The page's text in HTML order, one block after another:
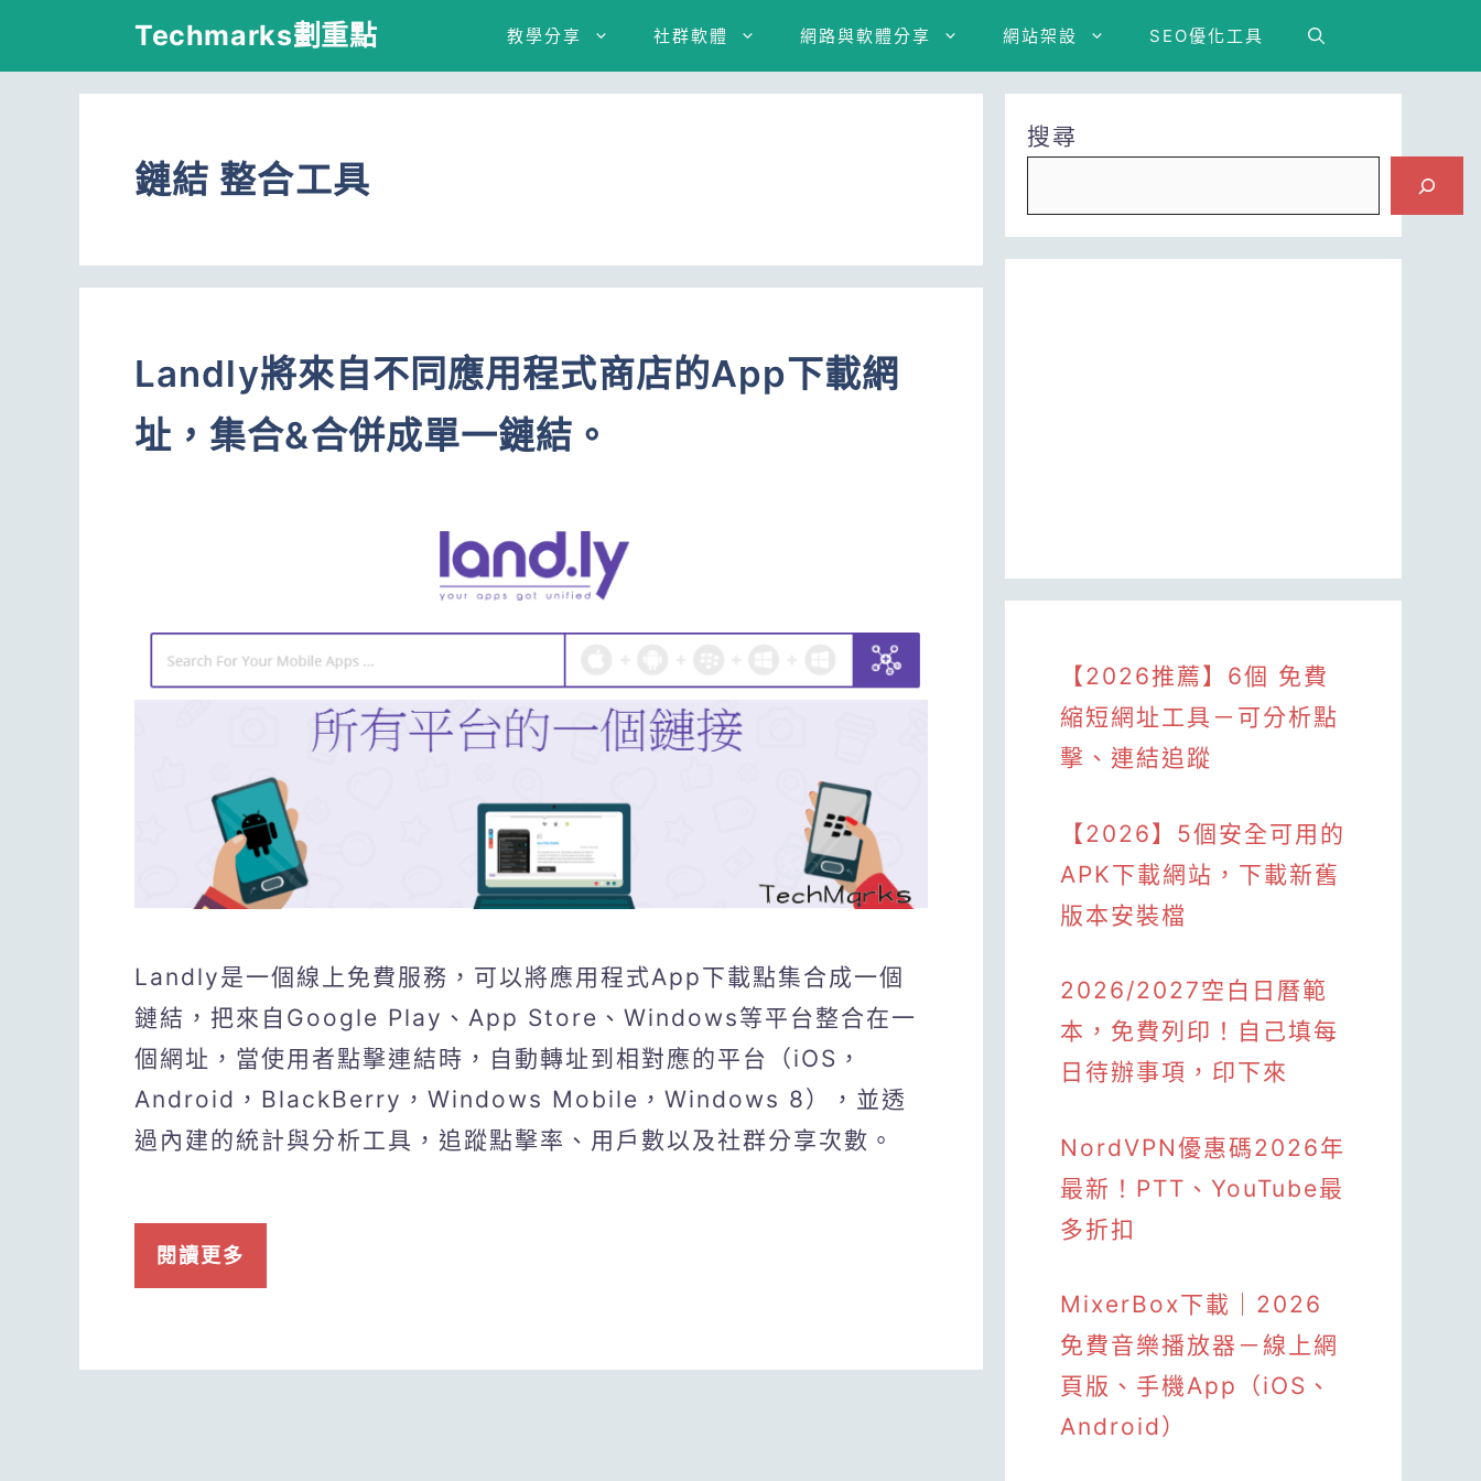
Techmarks劃重點 教學分享 社群軟體 網路與軟體分享 網站架設 SEO優化工具
鏈結 整合工具
Landly將來自不同應用程式商店的App下載網
址，集合&合併成單一鏈結。
Landly是一個線上免費服務，可以將應用程式App下載點集合成一個
鏈結，把來自Google Play、App Store、Windows等平台整合在一
個網址，當使用者點擊連結時，自動轉址到相對應的平台（iOS，
Android，BlackBerry，Windows Mobile，Windows 8），並透
過內建的統計與分析工具，追蹤點擊率、用戶數以及社群分享次數。
閱讀更多
搜尋
【2026推薦】6個 免費
縮短網址工具－可分析點
擊、連結追蹤
【2026】5個安全可用的
APK下載網站，下載新舊
版本安裝檔
2026/2027空白日曆範
本，免費列印！自己填每
日待辦事項，印下來
NordVPN優惠碼2026年
最新！PTT、YouTube最
多折扣
MixerBox下載｜2026
免費音樂播放器－線上網
頁版、手機App（iOS、
Android）